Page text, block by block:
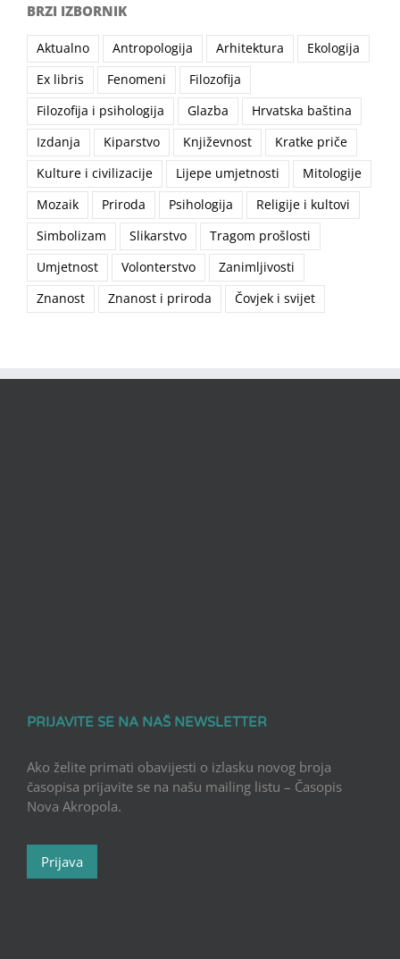
BRZI IZBORNIK
Aktualno Antropologija Arhitektura
Ekologija
Ex libris
Fenomeni
Filozofija
Filozofija i psihologija
Glazba
Hrvatska baština
Izdanja
Kiparstvo Književnost
Kratke priče
Kulture i civilizacije
Lijepe umjetnosti
Mitologije
Mozaik
Priroda Psihologija
Religije i kultovi
Simbolizam
Slikarstvo
Tragom prošlosti
Umjetnost
Volonterstvo
Zanimljivosti
Znanost
Znanost i priroda Čovjek i svijet
PRIJAVITE SE NA NAŠ NEWSLETTER
Ako želite primati obavijesti o izlasku novog broja
časopisa prijavite se na našu mailing listu – Časopis
Nova Akropola.
Prijava